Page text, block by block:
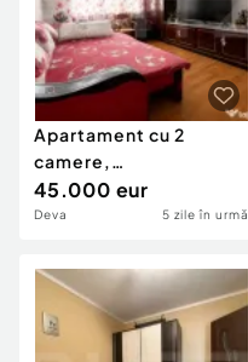
Apartament cu 2
camere,
semidecomandat,
climă, acoperiș no
45.000 eur
Deva 5 zile în urmă